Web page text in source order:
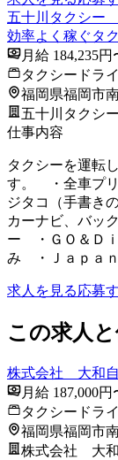
五十川タクシー
効率よく稼ぐタ
月給 184,235円
タクシードラ
福岡県福岡市
五十川タクシ
仕事内容
タクシーを運転
す。 ・全車プ
ジタコ（手書き
カーナビ、バッ
ー ・ＧＯ＆Ｄｉ
み ・Ｊａｐａ
求人を見る応募
この求人
株式会社 大和自
月給 187,000円
タクシードラ
福岡県福岡市
株式会社 大